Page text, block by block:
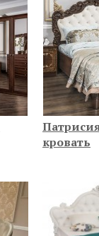
кровать